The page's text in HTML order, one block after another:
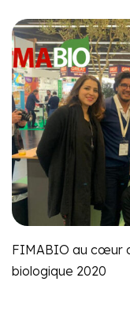
FIMABIO au cœur
biologique 2020